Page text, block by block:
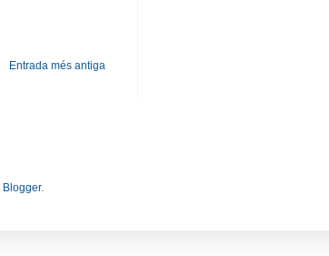
Entrada més antiga
Blogger.